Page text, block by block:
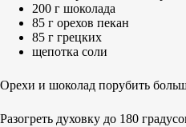
200 г шоколада
85 г орехов пекан
85 г грецких
щепотка соли
Орехи и шоколад порубить
Разогреть духовку до 180